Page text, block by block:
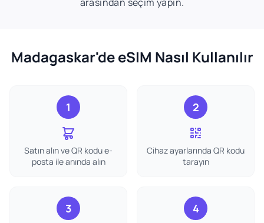
Madagaskar'de eSIM Nasıl Kullanılır
1
Satın alın ve QR kodu e-
posta ile anında alın
2
Cihaz ayarlarında QR kodu
tarayın
3 4